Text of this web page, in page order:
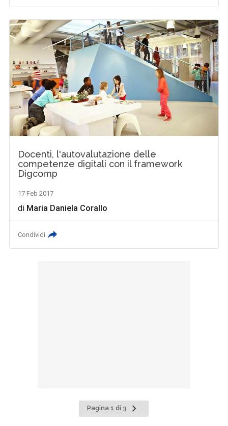
Docenti, l'autovalutazione delle
competenze digitali con il framework
Digcomp
17 Feb 2017
di Maria Daniela Corallo
Condividi
Pagina 1 di 3
Pagina
successiva